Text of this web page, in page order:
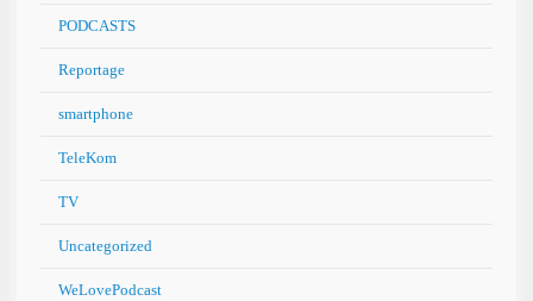
PODCASTS
Reportage
smartphone
TeleKom
TV
Uncategorized
WeLovePodcast